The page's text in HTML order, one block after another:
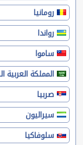
رومانيا
رواندا
ساموا
المملكة العربية
صربيا
سيراليون
سلوفاكيا